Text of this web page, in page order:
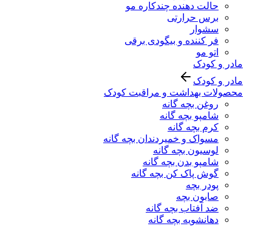
حالت دهنده چندکاره مو
برس حرارتی
سشوار
فر کننده و بیگودی برقی
اتو مو
مادر و کودک
مادر و کودک
محصولات بهداشت و مراقبت کودک
روغن بچه گانه
شامپو بچه گانه
کرم بچه گانه
مسواک و خمیردندان بچه گانه
لوسیون بچه گانه
شامپو بدن بچه گانه
گوش پاک کن بچه گانه
پودر بچه
صابون بچه
ضد آفتاب بچه گانه
دهانشویه بچه گانه